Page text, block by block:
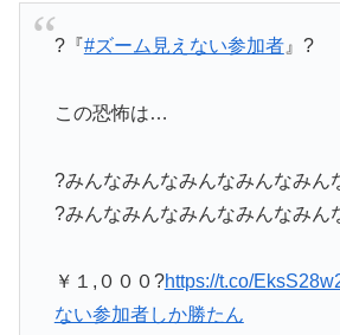
?『#ズーム見えない参加者』?
この恐怖は…
?みんなみんなみんなみんなみん
?みんなみんなみんなみんなみん
￥１,０００?https://t.co/
ない参加者しか勝たん